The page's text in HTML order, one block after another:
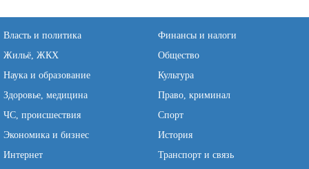
Власть и политика
Финансы и налоги
Жильё, ЖКХ
Общество
Наука и образование
Культура
Здоровье, медицина
Право, криминал
ЧС, происшествия
Спорт
Экономика и бизнес
История
Интернет
Транспорт и связь